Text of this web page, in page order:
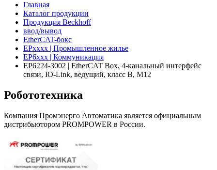
Главная
Каталог продукции
Продукция Beckhoff
ввод/вывод
EtherCAT-бокс
EPxxxx | Промышленное жилье
EP6xxx | Коммуникация
EP6224-3002 | EtherCAT Box, 4-канальный интерфейс
связи, IO-Link, ведущий, класс B, M12
Робототехника
Компания Промэнерго Автоматика является официальным
дистрибьютором PROMPOWER в России.